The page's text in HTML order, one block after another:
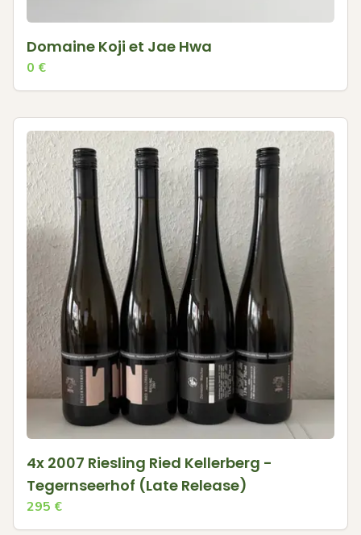
Domaine Koji et Jae Hwa
0 €
4x 2007 Riesling Ried Kellerberg -
Tegernseerhof (Late Release)
295 €